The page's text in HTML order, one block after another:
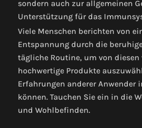
sondern auch zur allgemeinen
Unterstützung für das
Viele Menschen berichten von
Entspannung durch die
tägliche Routine, um von
hochwertige Produkte
Erfahrungen anderer Anwender
können. Tauchen Sie ein in die
und Wohlbefinden.